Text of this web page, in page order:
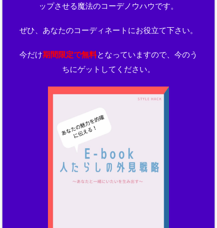
ップさせる魔法のコーデノウハウです。
ぜひ、あなたのコーディネートにお役立て下さい。
今だけ期間限定で無料となっていますので、今のう
ちにゲットしてください。